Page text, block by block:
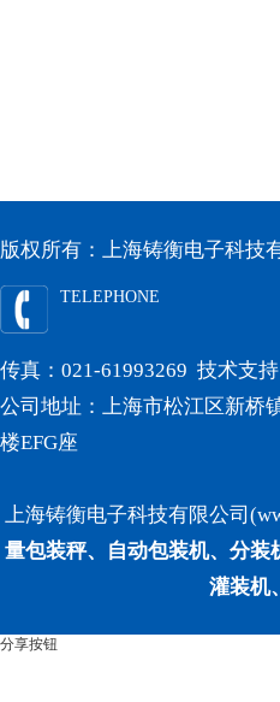
版权所有：上海铸衡电子科技
TELEPHONE
传真：021-61993269 技术支持
公司地址：上海市松江区新桥
楼EFG座
上海铸衡电子科技有限公司
量包装秤、自动包装机、分
灌装机
分享按钮